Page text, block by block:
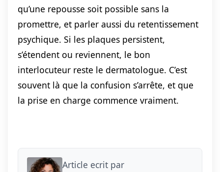
qu’une repousse soit possible sans la
promettre, et parler aussi du retentissement
psychique. Si les plaques persistent,
s’étendent ou reviennent, le bon
interlocuteur reste le dermatologue. C’est
souvent là que la confusion s’arrête, et que
la prise en charge commence vraiment.
Article ecrit par